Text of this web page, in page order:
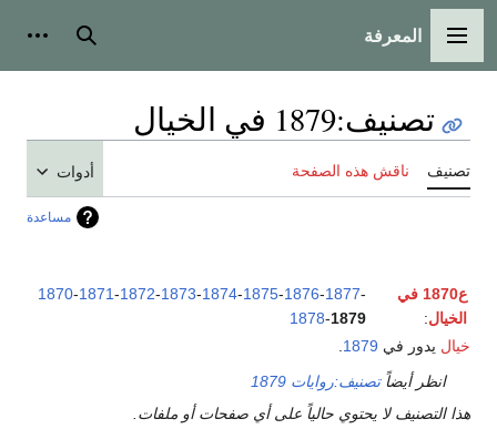
القائمة الرئيسية
المعرفة بحث
تصنيف:1879 في الخيال
تصنيف ناقش هذه الصفحة أدوات
مساعدة
ع1870 في
الخيال:
1870-1871-1872-1873-1874-1875-1876-1877-
1878-1879
خيال يدور في 1879
انظر أيضاًتصنيف:روايات 1879
هذا التصنيف لا يحتوي حالياً على أي صفحات أو ملفات.